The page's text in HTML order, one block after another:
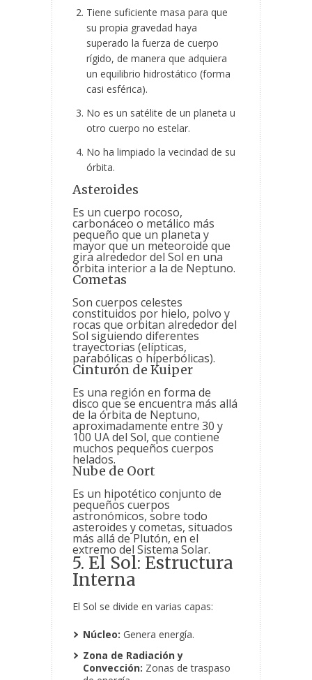
Tiene suficiente masa para que
su propia gravedad haya
superado la fuerza de cuerpo
rígido, de manera que adquiera
un equilibrio hidrostático (forma
casi esférica).
No es un satélite de un planeta u
otro cuerpo no estelar.
No ha limpiado la vecindad de su
órbita.
Asteroides
Es un cuerpo rocoso,
carbonáceo o metálico más
pequeño que un planeta y
mayor que un meteoroide que
gira alrededor del Sol en una
órbita interior a la de Neptuno.
Cometas
Son cuerpos celestes
constituidos por hielo, polvo y
rocas que orbitan alrededor del
Sol siguiendo diferentes
trayectorias (elípticas,
parabólicas o hiperbólicas).
Cinturón de Kuiper
Es una región en forma de
disco que se encuentra más allá
de la órbita de Neptuno,
aproximadamente entre 30 y
100 UA del Sol, que contiene
muchos pequeños cuerpos
helados.
Nube de Oort
Es un hipotético conjunto de
pequeños cuerpos
astronómicos, sobre todo
asteroides y cometas, situados
más allá de Plutón, en el
extremo del Sistema Solar.
5. El Sol: Estructura
Interna
El Sol se divide en varias capas:
Núcleo: Genera energía.
Zona de Radiación y
Convección: Zonas de traspaso